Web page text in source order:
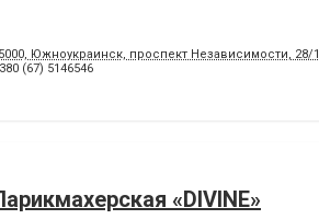
Южноукраинск, проспект Независимости, 28/1
(67) 5146546
«DIVINE»